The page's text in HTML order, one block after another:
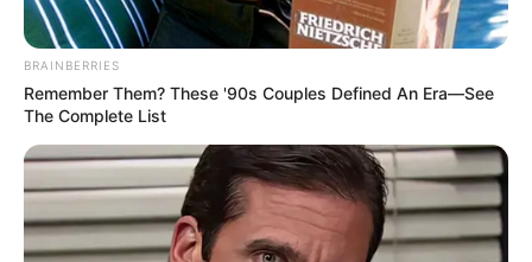
BRAINBERRIES
Remember Them? These '90s Couples Defined An Era—See
The Complete List